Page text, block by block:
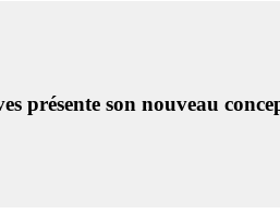
présente son nouveau